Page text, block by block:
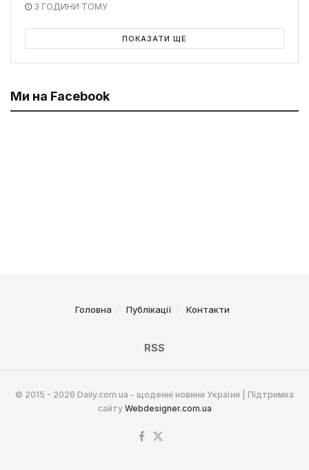
3 ГОДИНИ ТОМУ
ПОКАЗАТИ ЩЕ
Ми на Facebook
Головна Публікації Контакти
RSS
© 2015 - 2026 Daily.com.ua - щоденні новини України | Підтримка
сайту Webdesigner.com.ua